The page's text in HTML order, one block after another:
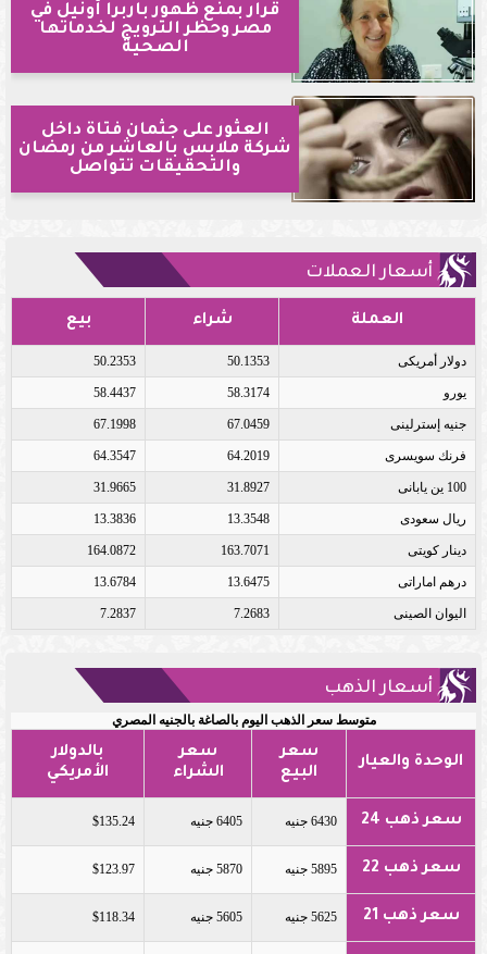
قرار بمنع ظهور باربرا أونيل في
مصر وحظر الترويج لخدماتها
الصحية
العثور على جثمان فتاة داخل
شركة ملابس بالعاشر من رمضان
والتحقيقات تتواصل
أسعار العملات
العملة شراء بيع
دولار أمريكى 50.1353
50.2353
يورو 58.3174
58.4437
جنيه إسترلينى 67.0459
67.1998
فرنك سويسرى 64.2019
64.3547
100 ين يابانى 31.8927
31.9665
ريال سعودى 13.3548
13.3836
دينار كويتى 163.7071
164.0872
درهم اماراتى 13.6475
13.6784
اليوان الصينى 7.2683
7.2837
أسعار الذهب
متوسط سعر الذهب اليوم بالصاغة بالجنيه المصري
الوحدة والعيار
سعر
البيع
سعر
الشراء
بالدولار
الأمريكي
سعر ذهب 24 6430 جنيه 6405 جنيه $135.24
سعر ذهب 22 5895 جنيه 5870 جنيه $123.97
سعر ذهب 21 5625 جنيه 5605 جنيه $118.34